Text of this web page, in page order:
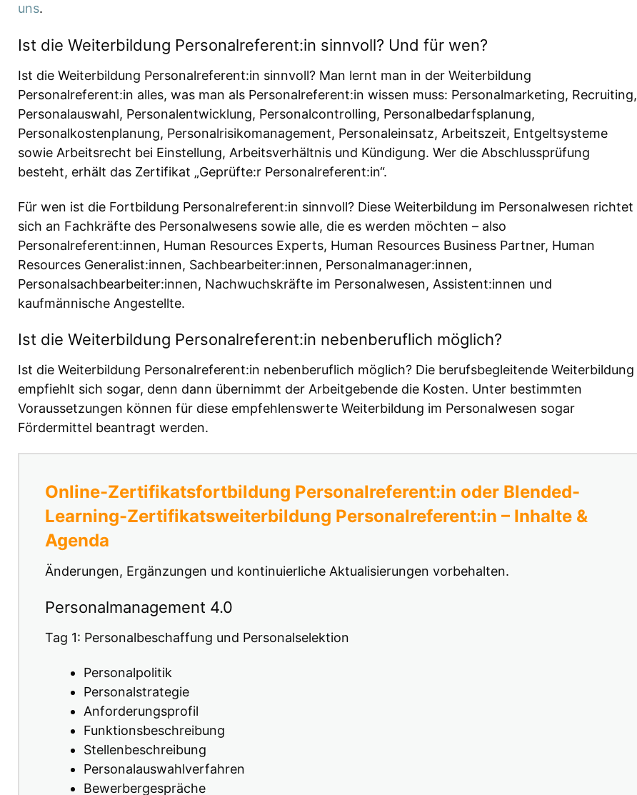
uns.
Ist die Weiterbildung Personalreferent:in sinnvoll? Und für wen?
Ist die Weiterbildung Personalreferent:in sinnvoll? Man lernt man in der Weiterbildung
Personalreferent:in alles, was man als Personalreferent:in wissen muss: Personalmarketing, Recruiting,
Personalauswahl, Personalentwicklung, Personalcontrolling, Personalbedarfsplanung,
Personalkostenplanung, Personalrisikomanagement, Personaleinsatz, Arbeitszeit, Entgeltsysteme
sowie Arbeitsrecht bei Einstellung, Arbeitsverhältnis und Kündigung. Wer die Abschlussprüfung
besteht, erhält das Zertifikat „Geprüfte:r Personalreferent:in“.
Für wen ist die Fortbildung Personalreferent:in sinnvoll? Diese Weiterbildung im Personalwesen richtet
sich an Fachkräfte des Personalwesens sowie alle, die es werden möchten – also
Personalreferent:innen, Human Resources Experts, Human Resources Business Partner, Human
Resources Generalist:innen, Sachbearbeiter:innen, Personalmanager:innen,
Personalsachbearbeiter:innen, Nachwuchskräfte im Personalwesen, Assistent:innen und
kaufmännische Angestellte.
Ist die Weiterbildung Personalreferent:in nebenberuflich möglich?
Ist die Weiterbildung Personalreferent:in nebenberuflich möglich? Die berufsbegleitende Weiterbildung
empfiehlt sich sogar, denn dann übernimmt der Arbeitgebende die Kosten. Unter bestimmten
Voraussetzungen können für diese empfehlenswerte Weiterbildung im Personalwesen sogar
Fördermittel beantragt werden.
Online-Zertifikatsfortbildung Personalreferent:in oder Blended-
Learning-Zertifikatsweiterbildung Personalreferent:in – Inhalte &
Agenda
Änderungen, Ergänzungen und kontinuierliche Aktualisierungen vorbehalten.
Personalmanagement 4.0
Tag 1: Personalbeschaffung und Personalselektion
Personalpolitik
Personalstrategie
Anforderungsprofil
Funktionsbeschreibung
Stellenbeschreibung
Personalauswahlverfahren
Bewerbergespräche